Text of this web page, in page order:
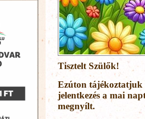
Tisztelt Szülők!
Ezúton tájékoztatjuk
jelentkezés a mai
megnyílt.